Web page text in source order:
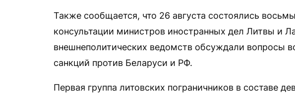
Также сообщается, что 26 августа состоялись
консультации министров иностранных дел Литвы и
внешнеполитических ведомств обсуждали вопросы
санкций против Беларуси и РФ.
Первая группа литовских пограничников в составе